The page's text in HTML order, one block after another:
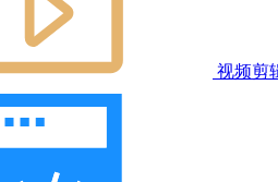
视频剪